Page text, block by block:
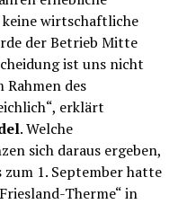
wirtschaftliche
der Betrieb Mitte
ist uns nicht
des
erklärt
. Welche
sich daraus ergeben,
1. September hatte
Therme“ in